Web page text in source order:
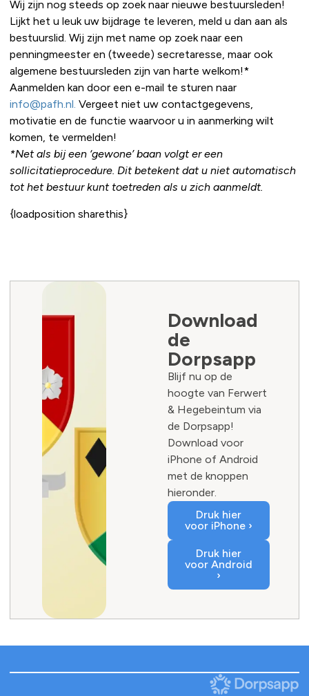
Wij zijn nog steeds op zoek naar nieuwe bestuursleden!
Lijkt het u leuk uw bijdrage te leveren, meld u dan aan als
bestuurslid. Wij zijn met name op zoek naar een
penningmeester en (tweede) secretaresse, maar ook
algemene bestuursleden zijn van harte welkom!*
Aanmelden kan door een e-mail te sturen naar
info@pafh.nl. Vergeet niet uw contactgegevens,
motivatie en de functie waarvoor u in aanmerking wilt
komen, te vermelden!
*Net als bij een ‘gewone’ baan volgt er een
sollicitatieprocedure. Dit betekent dat u niet automatisch
tot het bestuur kunt toetreden als u zich aanmeldt.
{loadposition sharethis}
Download
de
Dorpsapp
Blijf nu op de
hoogte van Ferwert
& Hegebeintum via
de Dorpsapp!
Download voor
iPhone of Android
met de knoppen
hieronder.
Druk hier
voor iPhone ›
Druk hier
voor Android
›